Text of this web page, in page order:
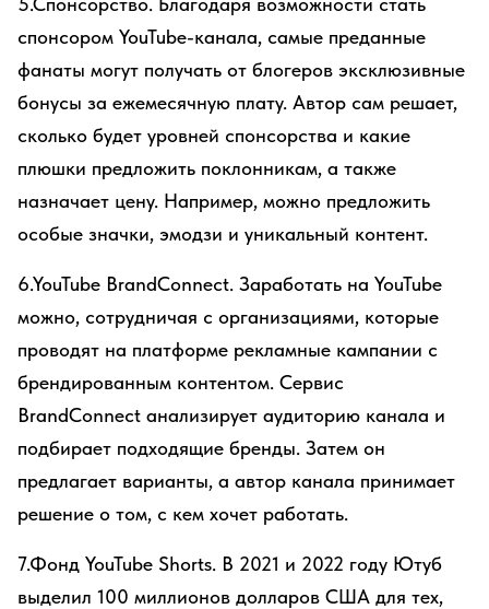
спонсором YouTube-канала, самые преданные
фанаты могут получать от блогеров эксклюзивные
бонусы за ежемесячную плату. Автор сам решает,
сколько будет уровней спонсорства и какие
плюшки предложить поклонникам, а также
назначает цену. Например, можно предложить
особые значки, эмодзи и уникальный контент.
6.YouTube BrandConnect. Заработать на YouTube
можно, сотрудничая с организациями, которые
проводят на платформе рекламные кампании с
брендированным контентом. Сервис
BrandConnect анализирует аудиторию канала и
подбирает подходящие бренды. Затем он
предлагает варианты, а автор канала принимает
решение о том, с кем хочет работать.
7.Фонд YouTube Shorts. В 2021 и 2022 году Ютуб
выделил 100 миллионов долларов США для тех,